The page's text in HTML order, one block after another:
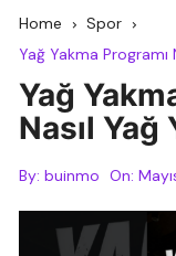
Home
Spor
Yağ Yakma Programı
Yağ
Nasıl Yağ
By: buinmo On: